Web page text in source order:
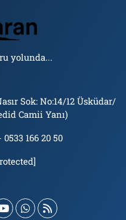
yolunda...
Sok: No:14/12 Üsküdar/
Camii Yanı)
0533 166 20 50